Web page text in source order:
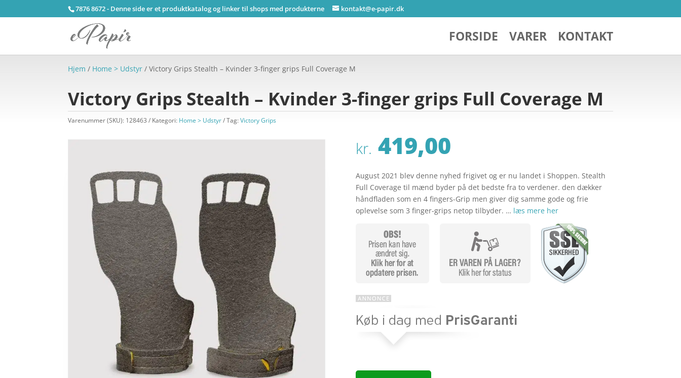
7876 8672 - Denne side er et produktkatalog og linker til shops med produkterne kontakt@e-papir.dk
FORSIDE VARER KONTAKT
Hjem / Home > Udstyr / Victory Grips Stealth – Kvinder 3-finger grips Full Coverage M
Victory Grips Stealth – Kvinder 3-finger grips Full Coverage M
Varenummer (SKU): 128463 Kategori: Home > Udstyr Tag:Victory Grips
kr. 419,00
August 2021 blev denne nyhed frigivet og er nu landet i Shoppen. Stealth
Full Coverage til mænd byder på det bedste fra to verdener. den dækker
håndfladen som en 4 fingers-Grip men giver dig samme gode og frie
oplevelse som 3 finger-grips netop tilbyder. … læs mere her